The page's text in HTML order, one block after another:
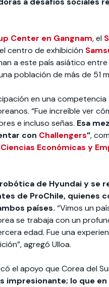
Center en Gangnam, el
centro de exhibición
a este país asiático entre
población de más de 51
en una
“Fue increíble ver
e incluso señas. Esa
con Challengers”,
Económicas y
de Hyundai y se
de ProChile, quienes
países. “Vimos un
se trabaja con un
edad. Fue una
agregó Ulloa.
el apoyo que Corea del
impresionante; lo que